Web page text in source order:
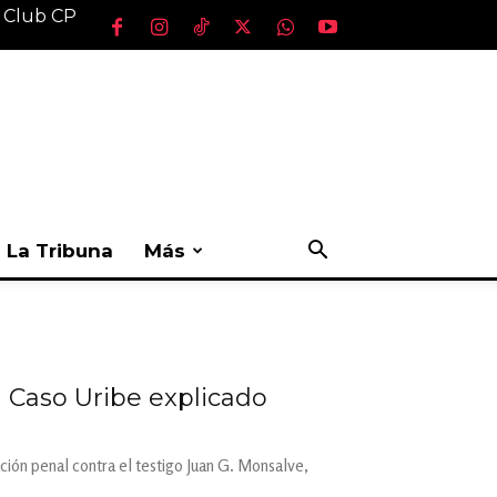
CP
La Tribuna Más
Caso Uribe explicado
penal contra el testigo Juan G. Monsalve,